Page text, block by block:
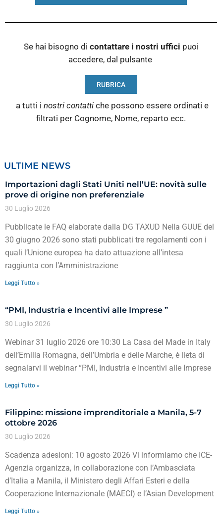
Se hai bisogno di contattare i nostri uffici puoi
accedere, dal pulsante
RUBRICA
a tutti i nostri contatti che possono essere ordinati e
filtrati per Cognome, Nome, reparto ecc.
ULTIME NEWS
Importazioni dagli Stati Uniti nell’UE: novità sulle
prove di origine non preferenziale
30 Luglio 2026
Pubblicate le FAQ elaborate dalla DG TAXUD Nella GUUE del
30 giugno 2026 sono stati pubblicati tre regolamenti con i
quali l’Unione europea ha dato attuazione all’intesa
raggiunta con l’Amministrazione
Leggi Tutto »
“PMI, Industria e Incentivi alle Imprese ”
30 Luglio 2026
Webinar 31 luglio 2026 ore 10:30 La Casa del Made in Italy
dell’Emilia Romagna, dell’Umbria e delle Marche, è lieta di
segnalarvi il webinar “PMI, Industria e Incentivi alle Imprese
Leggi Tutto »
Filippine: missione imprenditoriale a Manila, 5-7
ottobre 2026
30 Luglio 2026
Scadenza adesioni: 10 agosto 2026 Vi informiamo che ICE-
Agenzia organizza, in collaborazione con l’Ambasciata
d’Italia a Manila, il Ministero degli Affari Esteri e della
Cooperazione Internazionale (MAECI) e l’Asian Development
Leggi Tutto »